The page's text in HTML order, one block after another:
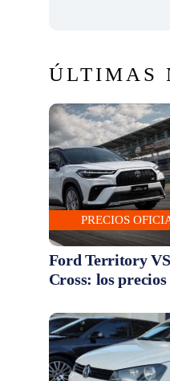
ÚLTIMAS
PRECIOS
Ford Territory
Cross: los precios